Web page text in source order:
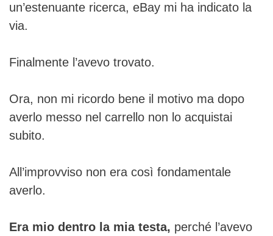
un’estenuante ricerca, eBay mi ha indicato la
via.
Finalmente l’avevo trovato.
Ora, non mi ricordo bene il motivo ma dopo
averlo messo nel carrello non lo acquistai
subito.
All’improvviso non era così fondamentale
averlo.
Era mio dentro la mia testa, perché l’avevo